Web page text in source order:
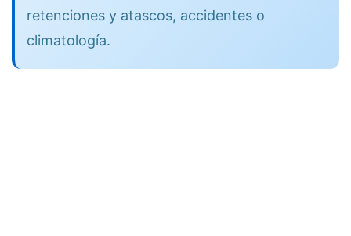
retenciones y atascos, accidentes o
climatología.